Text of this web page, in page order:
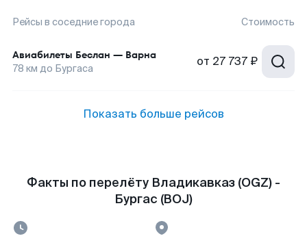
Рейсы в соседние города Стоимость
Авиабилеты Беслан — Варна
78 км до Бургаса от 27 737 ₽
Показать больше рейсов
Факты по перелёту Владикавказ (OGZ) -
Бургас (BOJ)